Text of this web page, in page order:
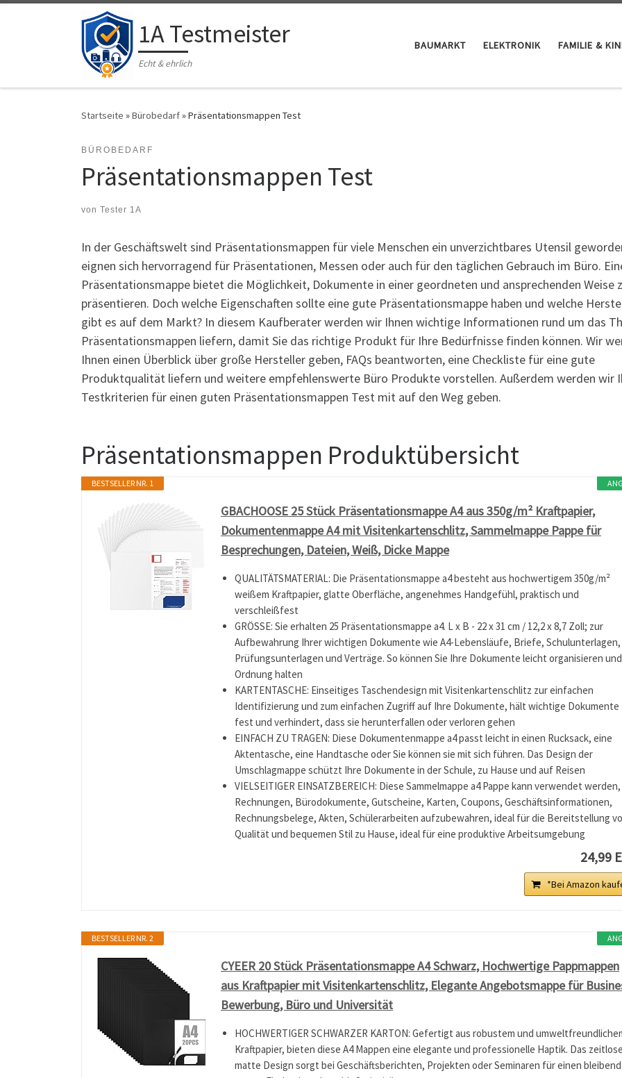
Zum Inhalt springen 1A Testmeister
Echt & ehrlich
BAUMARKT ELEKTRONIK FAMILIE &
Startseite »Bürobedarf»Präsentationsmappen Test
BÜROBEDARF
Präsentationsmappen Test
von Tester 1A
In der Geschäftswelt sind Präsentationsmappen für viele Menschen ein unverzichtbares Utensil
eignen sich hervorragend für Präsentationen, Messen oder auch für den täglichen Gebrauch im Büro.
Präsentationsmappe bietet die Möglichkeit, Dokumente in einer geordneten und ansprechenden Weise
präsentieren. Doch welche Eigenschaften sollte eine gute Präsentationsmappe haben und welche
gibt es auf dem Markt? In diesem Kaufberater werden wir Ihnen wichtige Informationen rund um das
Präsentationsmappen liefern, damit Sie das richtige Produkt für Ihre Bedürfnisse finden können. Wir
Ihnen einen Überblick über große Hersteller geben, FAQs beantworten, eine Checkliste für eine gute
Produktqualität liefern und weitere empfehlenswerte Büro Produkte vorstellen. Außerdem werden wir
Testkriterien für einen guten Präsentationsmappen Test mit auf den Weg geben.
Präsentationsmappen Produktübersicht
BESTSELLER NR. 1
GBACHOOSE 25 Stück Präsentationsmappe A4 aus 350g/m² Kraftpapier,
Dokumentenmappe A4 mit Visitenkartenschlitz, Sammelmappe Pappe für
Besprechungen, Dateien, Weiß, Dicke Mappe
QUALITÄTSMATERIAL: Die Präsentationsmappe a4 besteht aus hochwertigem 350g/m²
weißem Kraftpapier, glatte Oberfläche, angenehmes Handgefühl, praktisch und
verschleißfest
GRÖSSE: Sie erhalten 25 Präsentationsmappe a4. L x B - 22 x 31 cm / 12,2 x 8,7 Zoll; zur
Aufbewahrung Ihrer wichtigen Dokumente wie A4-Lebensläufe, Briefe, Schulunterlagen,
Prüfungsunterlagen und Verträge. So können Sie Ihre Dokumente leicht organisieren
Ordnung halten
KARTENTASCHE: Einseitiges Taschendesign mit Visitenkartenschlitz zur einfachen
Identifizierung und zum einfachen Zugriff auf Ihre Dokumente, hält wichtige Dokumente
fest und verhindert, dass sie herunterfallen oder verloren gehen
EINFACH ZU TRAGEN: Diese Dokumentenmappe a4 passt leicht in einen Rucksack, eine
Aktentasche, eine Handtasche oder Sie können sie mit sich führen. Das Design der
Umschlagmappe schützt Ihre Dokumente in der Schule, zu Hause und auf Reisen
VIELSEITIGER EINSATZBEREICH: Diese Sammelmappe a4 Pappe kann verwendet
Rechnungen, Bürodokumente, Gutscheine, Karten, Coupons, Geschäftsinformationen,
Rechnungsbelege, Akten, Schülerarbeiten aufzubewahren, ideal für die Bereitstellung
Qualität und bequemen Stil zu Hause, ideal für eine produktive Arbeitsumgebung
24,99
*Bei Amazon
BESTSELLER NR. 2
CYEER 20 Stück Präsentationsmappe A4 Schwarz, Hochwertige Pappmappen
aus Kraftpapier mit Visitenkartenschlitz, Elegante Angebotsmappe für
Bewerbung, Büro und Universität
HOCHWERTIGER SCHWARZER KARTON: Gefertigt aus robustem und
Kraftpapier, bieten diese A4 Mappen eine elegante und professionelle Haptik. Das zeitlose
matte Design sorgt bei Geschäftsberichten, Projekten oder Seminaren für einen